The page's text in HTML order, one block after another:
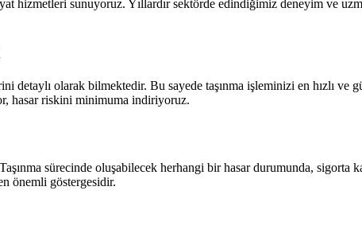
hizmetleri sunuyoruz. Yıllardır sektörde edindiğimiz deneyim ve
olarak bilmektedir. Bu sayede taşınma işleminizi en hızlı
hasar riskini minimuma indiriyoruz.
sürecinde oluşabilecek herhangi bir hasar durumunda, sigorta
önemli göstergesidir.